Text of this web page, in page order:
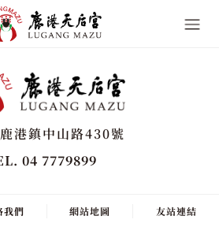
港鎮中山路430號
04 7779899
我們 網站地圖 友站連結